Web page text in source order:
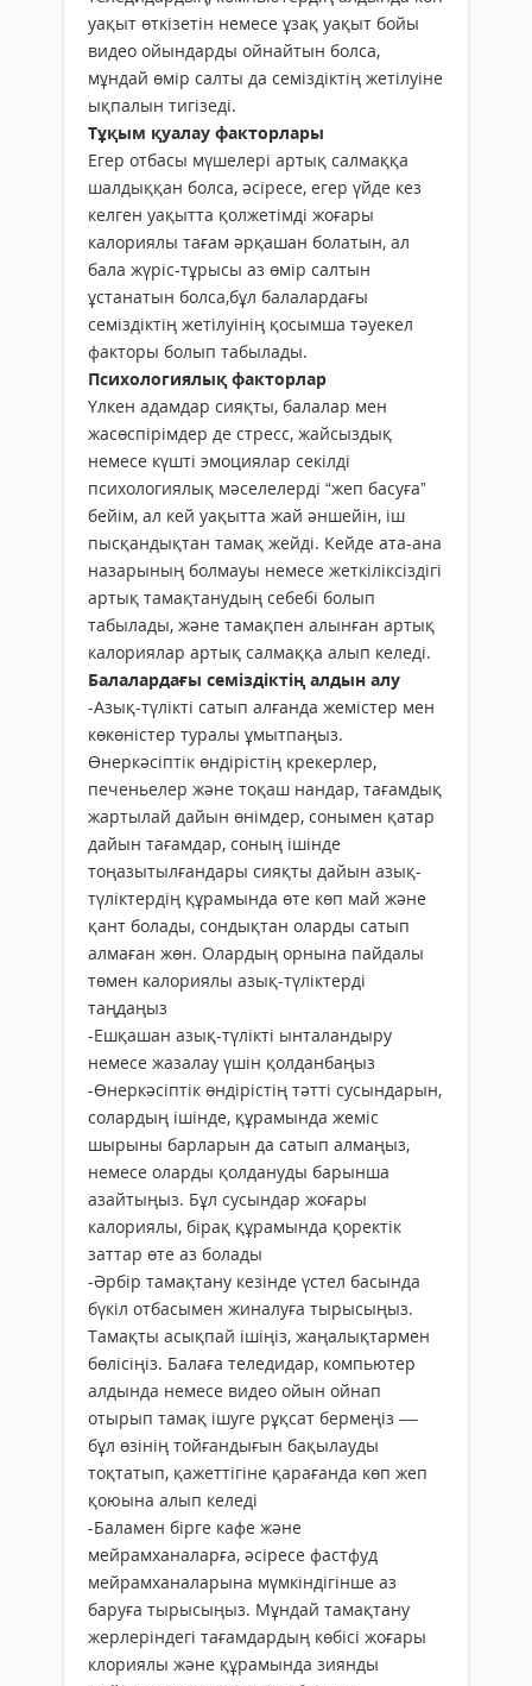
уақыт өткізетін немесе ұзақ уақыт бойы
видео ойындарды ойнайтын болса,
мұндай өмір салты да семіздіктің жетілуіне
ықпалын тигізеді.
Тұқым қуалау факторлары
Егер отбасы мүшелері артық салмаққа
шалдыққан болса, әсіресе, егер үйде кез
келген уақытта қолжетімді жоғары
калориялы тағам әрқашан болатын, ал
бала жүріс-тұрысы аз өмір салтын
ұстанатын болса,бұл балалардағы
семіздіктің жетілуінің қосымша тәуекел
факторы болып табылады.
Психологиялық факторлар
Үлкен адамдар сияқты, балалар мен
жасөспірімдер де стресс, жайсыздық
немесе күшті эмоциялар секілді
психологиялық мәселелерді “жеп басуға”
бейім, ал кей уақытта жай әншейін, іш
пысқандықтан тамақ жейді. Кейде ата-ана
назарының болмауы немесе жеткіліксіздігі
артық тамақтанудың себебі болып
табылады, және тамақпен алынған артық
калориялар артық салмаққа алып келеді.
Балалардағы семіздіктің алдын алу
-Азық-түлікті сатып алғанда жемістер мен
көкөністер туралы ұмытпаңыз.
Өнеркәсіптік өндірістің крекерлер,
печеньелер және тоқаш нандар, тағамдық
жартылай дайын өнімдер, сонымен қатар
дайын тағамдар, соның ішінде
тоңазытылғандары сияқты дайын азық-
түліктердің құрамында өте көп май және
қант болады, сондықтан оларды сатып
алмаған жөн. Олардың орнына пайдалы
төмен калориялы азық-түліктерді
таңдаңыз
-Ешқашан азық-түлікті ынталандыру
немесе жазалау үшін қолданбаңыз
-Өнеркәсіптік өндірістің тәтті сусындарын,
солардың ішінде, құрамында жеміс
шырыны барларын да сатып алмаңыз,
немесе оларды қолдануды барынша
азайтыңыз. Бұл сусындар жоғары
калориялы, бірақ құрамында қоректік
заттар өте аз болады
-Әрбір тамақтану кезінде үстел басында
бүкіл отбасымен жиналуға тырысыңыз.
Тамақты асықпай ішіңіз, жаңалықтармен
бөлісіңіз. Балаға теледидар, компьютер
алдында немесе видео ойын ойнап
отырып тамақ ішуге рұқсат бермеңіз ––
бұл өзінің тойғандығын бақылауды
тоқтатып, қажеттігіне қарағанда көп жеп
қоюына алып келеді
-Баламен бірге кафе және
мейрамханаларға, әсіресе фастфуд
мейрамханаларына мүмкіндігінше аз
баруға тырысыңыз. Мұндай тамақтану
жерлеріндегі тағамдардың көбісі жоғары
клориялы және құрамында зиянды